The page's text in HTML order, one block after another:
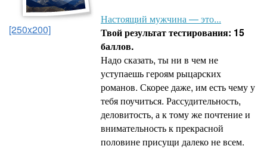
[250x200]
Настоящий мужчина — это...
Твой результат тестирования: 15
баллов.
Надо сказать, ты ни в чем не
уступаешь героям рыцарских
романов. Скорее даже, им есть чему у
тебя поучиться. Рассудительность,
деловитость, а к тому же почтение и
внимательность к прекрасной
половине присущи далеко не всем.